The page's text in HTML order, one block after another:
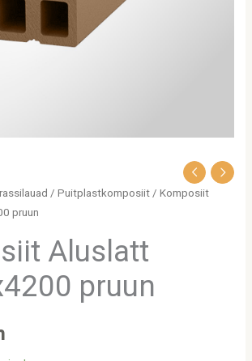
/Puitplastkomposiit / Komposiit
pruun
Aluslatt
pruun